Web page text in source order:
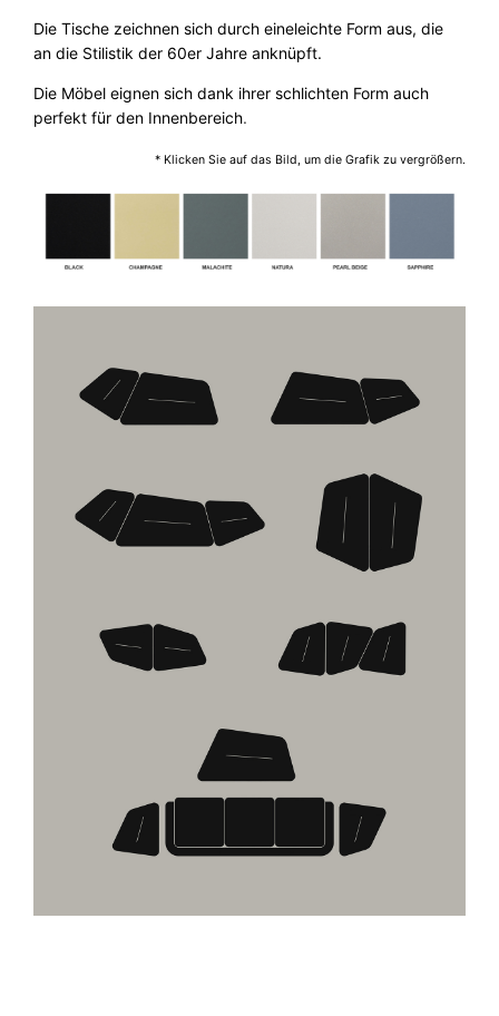
d
o
o
–
r
Die Tische zeichnen sich durch eineleichte Form aus,die
an die Stilistikder 60er Jahre anknüpft.
Die Möbel eignen sich dank ihrer schlichten Form auch
perfekt für den Innenbereich.
* Klicken Sie auf das Bild, um die Grafik zu vergrößern.